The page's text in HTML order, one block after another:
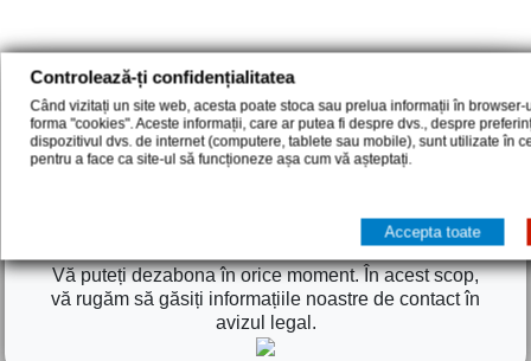
Ultimele noutati si promotii speciale
Vă puteți dezabona în orice moment. În acest scop,
vă rugăm să găsiți informațiile noastre de contact în
avizul legal.
Controlează-ți confidențialitatea
Când vizitați un site web, acesta poate stoca sau prelua informații în browser-
forma "cookies". Aceste informații, care ar putea fi despre dvs., despre
dispozitivul dvs. de internet (computere, tablete sau mobile), sunt utilizate în
pentru a face ca site-ul să funcționeze așa cum vă așteptați.
Accepta toate